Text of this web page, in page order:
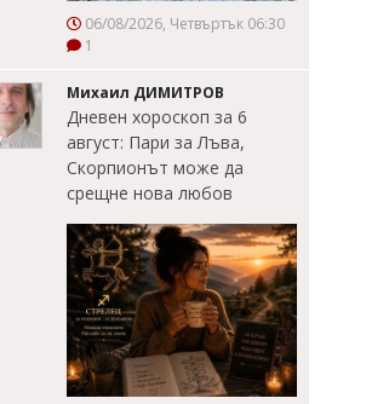
06/08/2026, Четвъртък 06:30
1
Михаил ДИМИТРОВ
Дневен хороскоп за 6
август: Пари за Лъва,
Скорпионът може да
срещне нова любов